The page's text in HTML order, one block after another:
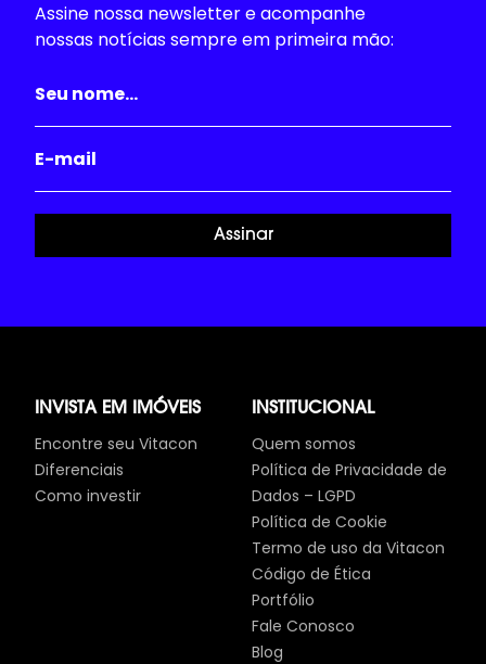
Assine nossa newsletter e acompanhe
nossas notícias sempre em primeira mão:
Assinar
INVISTA EM IMÓVEIS
Encontre seu Vitacon
Diferenciais
Como investir
INSTITUCIONAL
Quem somos
Política de Privacidade de
Dados – LGPD
Política de Cookie
Termo de uso da Vitacon
Código de Ética
Portfólio
Fale Conosco
Blog